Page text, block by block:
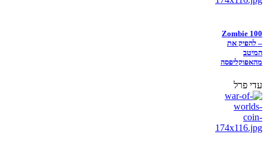
Zombie 100
– להפיק את
המיטב
מהאפוקליפסה
עדי פרל